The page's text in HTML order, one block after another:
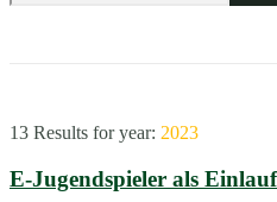
13 Results foryear: 2023
E-Jugendspieler als